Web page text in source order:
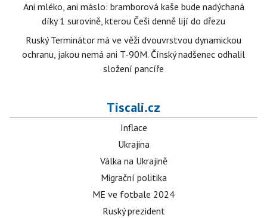
Ani mléko, ani máslo: bramborová kaše bude nadýchaná
díky 1 surovině, kterou Češi denně lijí do dřezu
Ruský Terminátor má ve věži dvouvrstvou dynamickou
ochranu, jakou nemá ani T-90M. Čínský nadšenec odhalil
složení pancíře
Tiscali.cz
Inflace
Ukrajina
Válka na Ukrajině
Migrační politika
ME ve fotbale 2024
Ruský prezident